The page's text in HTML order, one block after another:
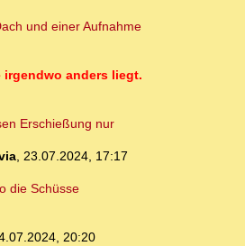
und einer Aufnahme
anders liegt.
Erschießung nur
, 23.07.2024, 17:17
die Schüsse
20:20